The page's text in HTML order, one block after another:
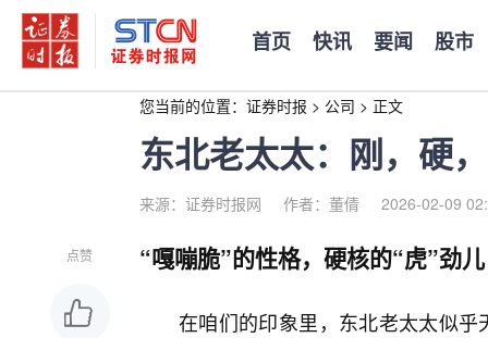
首页 快讯 要闻 股市
您当前的位置： 证券时报 > 公司 > 正文
东北老太太：刚，硬
来源：证券时报网 作者：董倩 2026-02-09
点赞 “嘎嘣脆”的性格，硬核的“虎”劲儿
在咱们的印象里，东北老太太似乎